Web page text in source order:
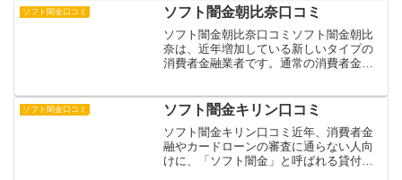
挙がる業者の一つです。一見合法的な印
象を与えながらも、実態は...
ソフト闇金口コミ ソフト闇金朝比奈口コミ
ソフト闇金朝比奈口コミソフト闇金朝比
奈は、近年増加している新しいタイプの
消費者金融業者です。通常の消費者金融
た人々の間で注目を集めています。しか
し、一般的な消費者金融と...
ソフト闇金口コミ ソフト闇金キリン口コミ
ソフト闇金キリン口コミ近年、消費者金
融やカードローンの審査に通らない人向
けに、「ソフト闇金」と呼ばれる貸付業